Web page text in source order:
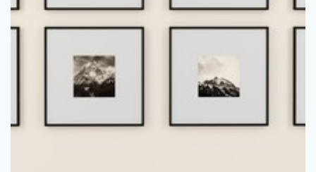
Liva upp en tom vägg
eller som att du inte lagt ner särskilt mycket energi eller